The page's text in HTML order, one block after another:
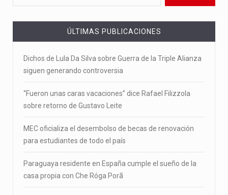
ÚLTIMAS PUBLICACIONES
Dichos de Lula Da Silva sobre Guerra de la Triple Alianza
siguen generando controversia
“Fueron unas caras vacaciones” dice Rafael Filizzola
sobre retorno de Gustavo Leite
MEC oficializa el desembolso de becas de renovación
para estudiantes de todo el país
Paraguaya residente en España cumple el sueño de la
casa propia con Che Róga Porã